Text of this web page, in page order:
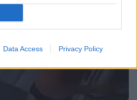
Data Access Privacy Policy